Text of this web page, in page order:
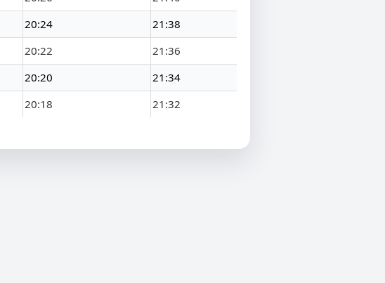
20:24
21:38
20:22
21:36
20:20
21:34
20:18 21:32